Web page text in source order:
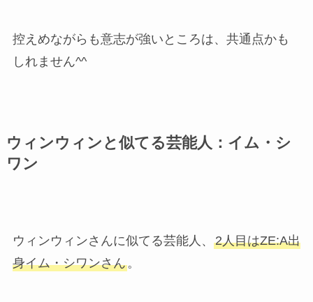
控えめながらも意志が強いところは、共通点かも
しれません^^
ウィンウィンと似てる芸能人：イム・シ
ワン
ウィンウィンさんに似てる芸能人、 2人目はZE:A出
身イム・シワンさん。